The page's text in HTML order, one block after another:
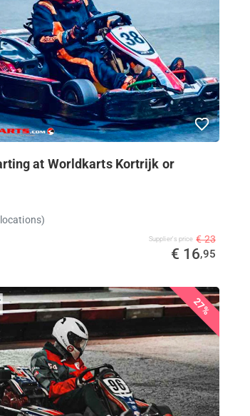
at Worldkarts Kortrijk or
Supplier's price € 23
€ 16,95
27%